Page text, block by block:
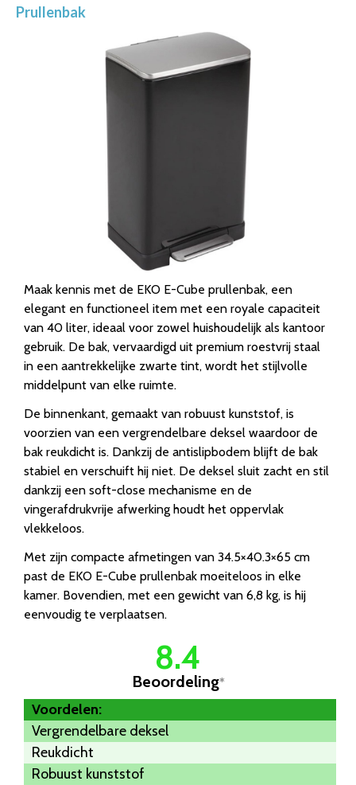
Prullenbak
Maak kennis met de EKO E-Cube prullenbak, een
elegant en functioneel item met een royale capaciteit
van 40 liter, ideaal voor zowel huishoudelijk als kantoor
gebruik. De bak, vervaardigd uit premium roestvrij staal
in een aantrekkelijke zwarte tint, wordt het stijlvolle
middelpunt van elke ruimte.
De binnenkant, gemaakt van robuust kunststof, is
voorzien van een vergrendelbare deksel waardoor de
bak reukdicht is. Dankzij de antislipbodem blijft de bak
stabiel en verschuift hij niet. De deksel sluit zacht en stil
dankzij een soft-close mechanisme en de
vingerafdrukvrije afwerking houdt het oppervlak
vlekkeloos.
Met zijn compacte afmetingen van 34.5×40.3×65 cm
past de EKO E-Cube prullenbak moeiteloos in elke
kamer. Bovendien, met een gewicht van 6,8 kg, is hij
eenvoudig te verplaatsen.
8.4
Beoordeling*
Voordelen:
Vergrendelbare deksel
Reukdicht
Robuust kunststof